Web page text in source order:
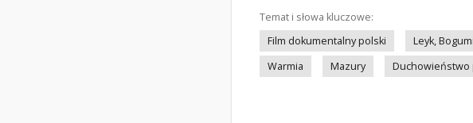
Temat i słowa kluczowe:
Film dokumentalny polski
Leyk,
Warmia
Mazury Duchowieństwo